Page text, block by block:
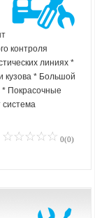
контроля
линиях *
кузова * Большой
* Покрасочные
система
0(0)